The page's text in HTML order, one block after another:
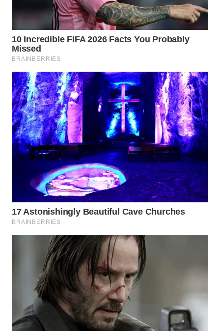
WN
WN
BINTAN
WN
MANDALIKA
WN
LIKUPANG
WN
LABUANBAJO
WN
BORNEO
Wahana
WAHANA
NEWS
WAHANA
TANI